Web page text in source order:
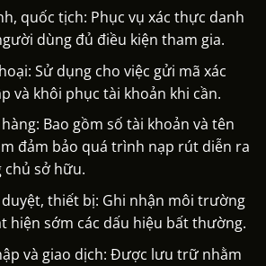
quốc tịch: Phục vụ xác thực danh
dùng đủ điều kiện tham gia.
Sử dụng cho việc gửi mã xác
và khôi phục tài khoản khi cần.
Bao gồm số tài khoản và tên
đảm bảo quá trình nạp rút diễn ra
chủ sở hữu.
thiết bị: Ghi nhận môi trường
hiện sớm các dấu hiệu bất thường.
và giao dịch: Được lưu trữ nhằm